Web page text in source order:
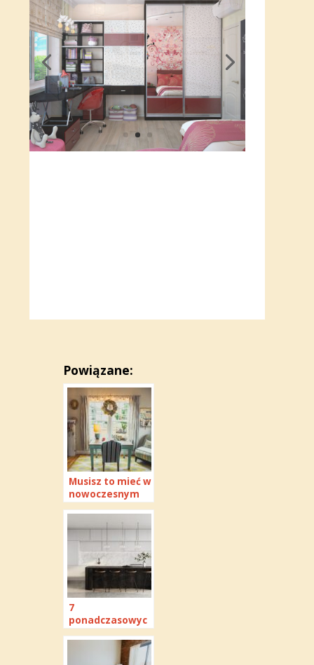
Powiązane:
Musisz to mieć w
nowoczesnym
wnętrzu —
najlepsze
oświetlenie
punktowe
7
ponadczasowyc
h pomysłów na
oświetlenie
wyspy kuchennej